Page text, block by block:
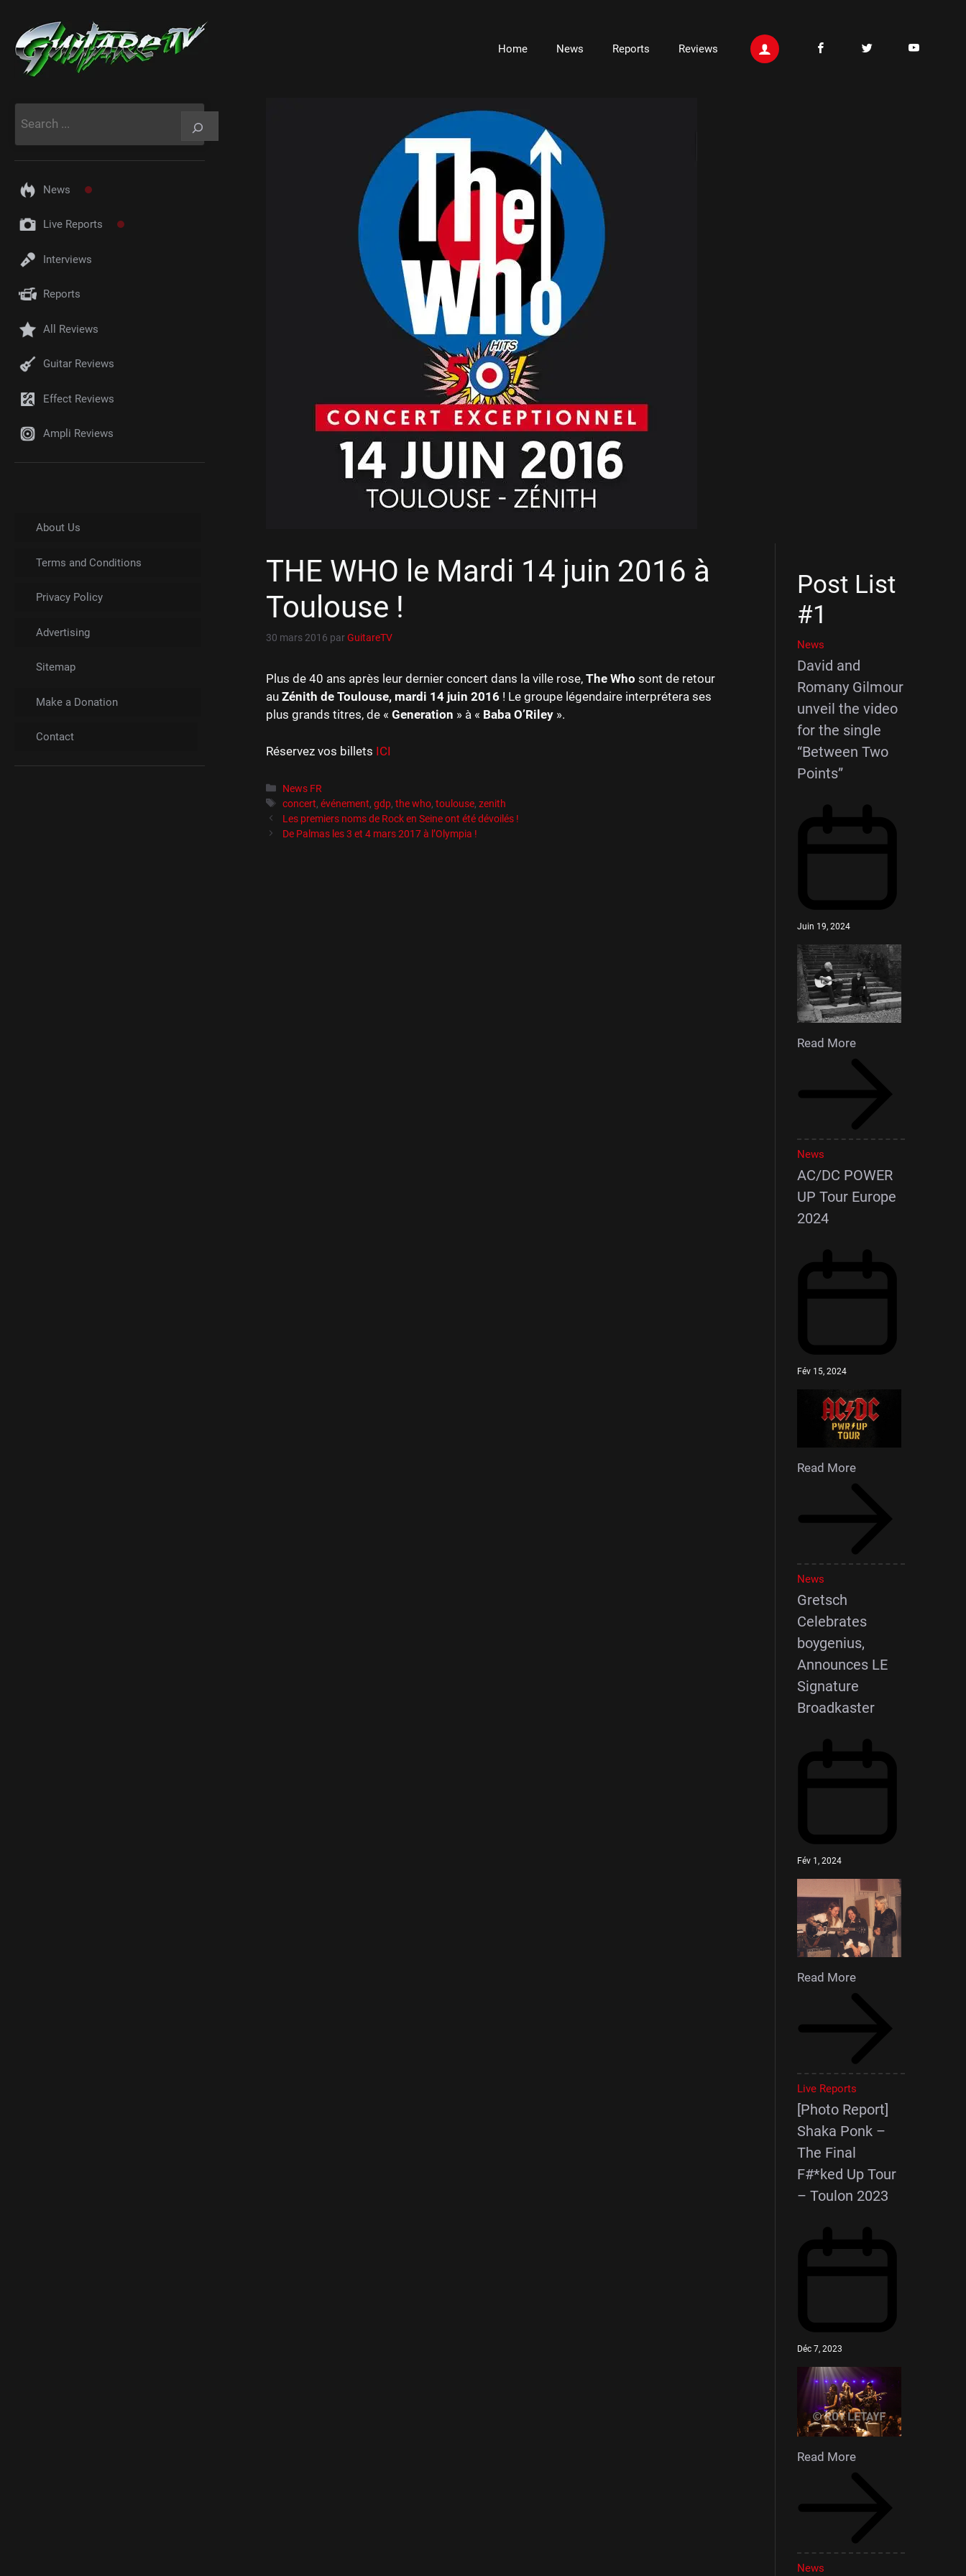
contenu
Home News Reports Reviews
THE WHO le Mardi 14 juin 2016 à
Toulouse !
30 mars 2016 parGuitareTV
Plus de 40 ans après leur dernier concert dans la ville rose, The Who sont de retour
au Zénith de Toulouse, mardi 14 juin 2016 ! Le groupe légendaire interprétera ses
plus grands titres, de « Generation » à « Baba O’Riley ».
Réservez vos billets ICI
Catégories
News FR
Étiquettes
concert,événement,gdp,the who,toulouse,zenith
Les premiers noms de Rock en Seine ont été dévoilés !
De Palmas les 3 et 4 mars 2017 à l’Olympia !
News
Live Reports
Interviews
Reports
All Reviews
Guitar Reviews
Effect Reviews
Ampli Reviews
About Us
Terms and Conditions
Privacy Policy
Advertising
Sitemap
Make a Donation
Contact
Post List
#1
News
David and
Romany Gilmour
unveil the video
for the single
“Between Two
Points”
Juin 19, 2024
Read More
News
AC/DC POWER
UP Tour Europe
2024
Fév 15, 2024
Read More
News
Gretsch
Celebrates
boygenius,
Announces LE
Signature
Broadkaster
Fév 1, 2024
Read More
Live Reports
[Photo Report]
Shaka Ponk –
The Final
F#*ked Up Tour
– Toulon 2023
Déc 7, 2023
Read More
News